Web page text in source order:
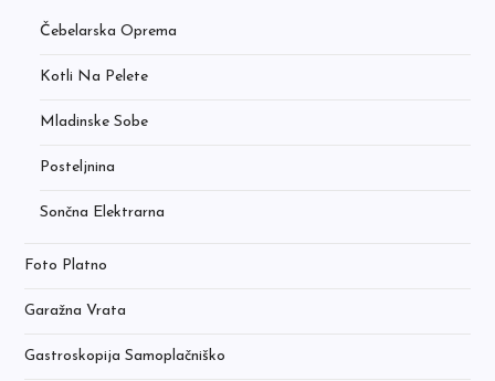
Čebelarska Oprema
Kotli Na Pelete
Mladinske Sobe
Posteljnina
Sončna Elektrarna
Foto Platno
Garažna Vrata
Gastroskopija Samoplačniško